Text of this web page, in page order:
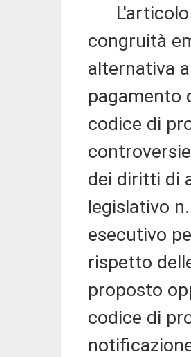
L'articolo
congruità
alternativa
pagamento
codice di
dei diritti di
legislativo
esecutivo
rispetto
proposto
codice di